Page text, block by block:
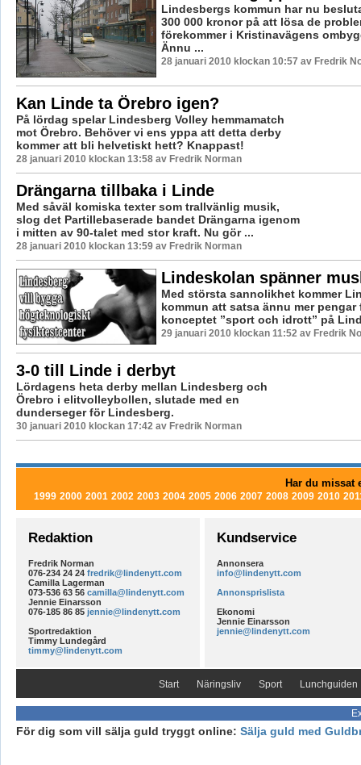
Lindesbergs kommun har nu
300 000 kronor på att lösa de
förekommer i Kristinavägens
Ännu ...
28 januari 2010 klockan 10:57 av Fredrik
Kan Linde ta Örebro igen?
På lördag spelar Lindesberg Volley hemmamatch
mot Örebro. Behöver vi ens yppa att detta derby
kommer att bli helvetiskt hett? Knappast!
28 januari 2010 klockan 13:58 av Fredrik Norman
Drängarna tillbaka i Linde
Med såväl komiska texter som trallvänlig musik,
slog det Partillebaserade bandet Drängarna igenom
i mitten av 90-talet med stor kraft. Nu gör ...
28 januari 2010 klockan 13:59 av Fredrik Norman
Lindeskolan spänner
Med största sannolikhet kommer
kommun att satsa ännu mer pengar
konceptet ”sport och idrott” på
29 januari 2010 klockan 11:52 av Fredrik
3-0 till Linde i derbyt
Lördagens heta derby mellan Lindesberg och
Örebro i elitvolleybollen, slutade med en
dunderseger för Lindesberg.
30 januari 2010 klockan 17:42 av Fredrik Norman
Har du missat
1999 2000 2001 2002 2003 2004 2005 2006 2007 2008 2009 2010
Redaktion
Fredrik Norman
076-234 24 24 fredrik@lindenytt.com
Camilla Lagerman
073-536 63 56 camilla@lindenytt.com
Jennie Einarsson
076-185 86 85 jennie@lindenytt.com
Sportredaktion
Timmy Lundegård
timmy@lindenytt.com
Kundservice
Annonsera
info@lindenytt.com
Annonsprislista
Ekonomi
Jennie Einarsson
jennie@lindenytt.com
Start Näringsliv Sport Lunchguiden
För dig som vill sälja guld tryggt online: Sälja guld med